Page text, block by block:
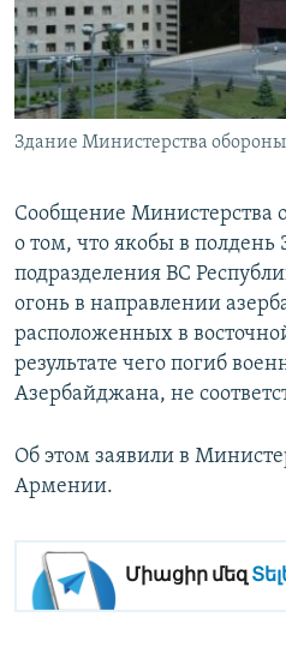
Հայերեն
English
Русский
Все сайты Радио Азатутюн
Здание Министерства
Сообщение Министерства
о том, что якобы в полдень
подразделения ВС
огонь в направлении
расположенных в
результате чего погиб
Азербайджана, не
Об этом заявили в
Армении.
Միացիր մեզ